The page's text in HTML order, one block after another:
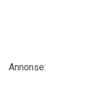
Annonse: